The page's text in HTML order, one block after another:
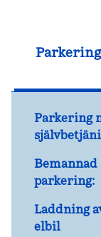
Parkering
Parkering
Bemannad
parkering:
Laddning
elbil